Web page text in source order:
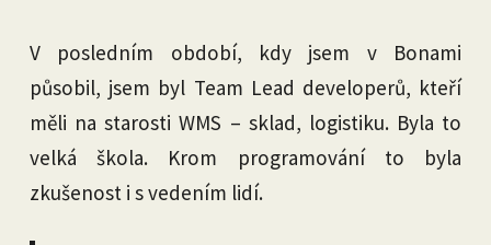
V posledním období, kdy jsem v Bonami
působil, jsem byl Team Lead developerů, kteří
měli na starosti WMS – sklad, logistiku. Byla to
velká škola. Krom programování to byla
zkušenost i s vedením lidí.